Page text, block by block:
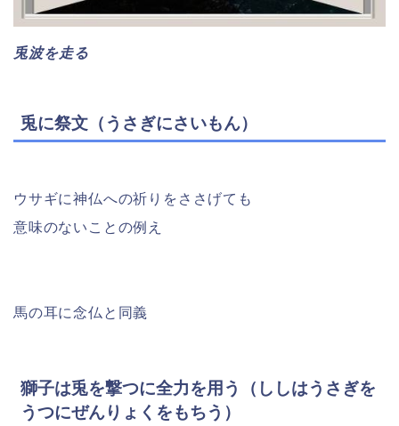
兎波を走る
兎に祭文（うさぎにさいもん）
ウサギに神仏への祈りをささげても
意味のないことの例え
馬の耳に念仏と同義
獅子は兎を撃つに全力を用う（ししはうさぎを
うつにぜんりょくをもちう）